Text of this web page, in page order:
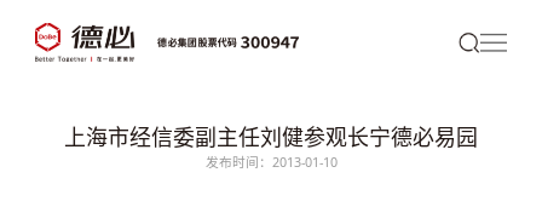
上海市经信委副主任刘健参观长宁德必易园
发布时间：2013-01-10